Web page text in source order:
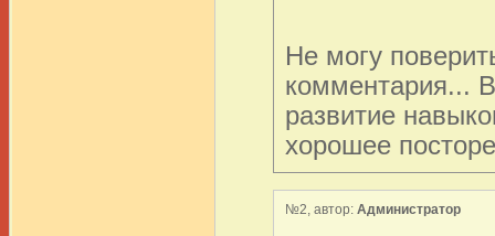
Не могу
комментария...
развитие
хорошее
№2, автор: Администратор